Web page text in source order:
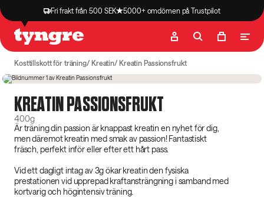
Fri frakt från 500 SEK 5000+ omdömen på Trustpilot
Butik Recept
Kosttillskott för träning Kreatin Kreatin Passionsfrukt
KREATIN PASSIONSFRUKT
400g
Är träning din passion är knappast kreatin en nyhet för dig,
men däremot kreatin med smak av passion! Fantastiskt
fräsch, perfekt inför eller efter ett hårt pass.
Vid ett dagligt intag av 3g ökar kreatin den fysiska
prestationen vid upprepad kraftansträngning i samband med
kortvarig och högintensiv träning.
4.5(47)